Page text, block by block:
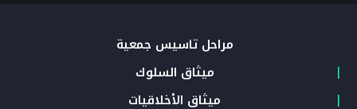
مراحل تأسيس جمعية
ميثاق السلوك
ميثاق الأخلاقيات